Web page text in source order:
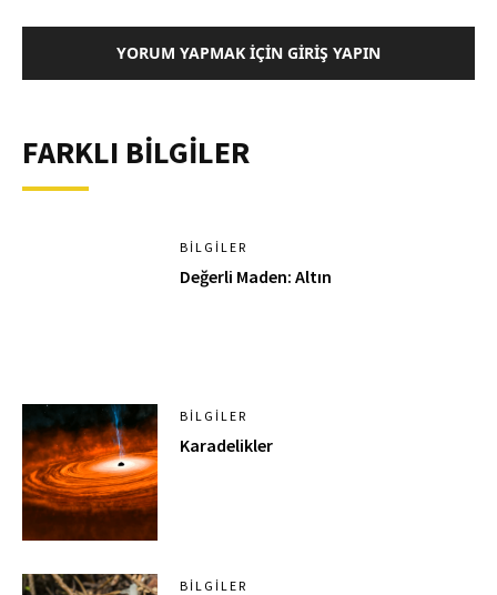
YORUM YAPMAK İÇIN GIRIŞ YAPIN
FARKLI BİLGİLER
BILGILER
Değerli Maden: Altın
BILGILER
Karadelikler
BILGILER